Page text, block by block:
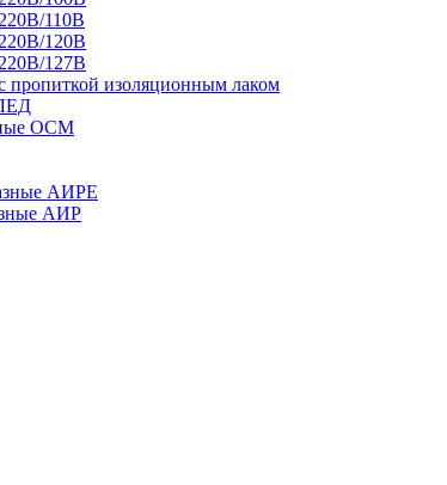
110В
120В
127В
изоляционным лаком
ОСМ
АИРЕ
АИР